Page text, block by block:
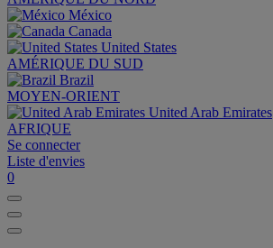
México
Canada
United States
AMÉRIQUE DU SUD
Brazil
MOYEN-ORIENT
United Arab Emirates
AFRIQUE
Se connecter
Liste d'envies
0